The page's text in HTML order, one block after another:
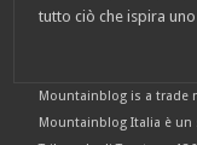
tutto ciò che ispira
Mountainblog is a trade
Mountainblog Italia è un